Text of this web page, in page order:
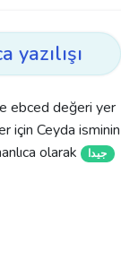
yazılışı
ebced değeri yer
için Ceyda isminin
olarak جیدا